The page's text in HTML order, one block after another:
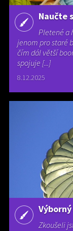
Naučte
Pletené a
jenom pro staré
čím dál větší
spojuje [...]
8.12.2025
Zkoušeli